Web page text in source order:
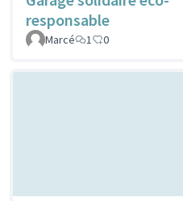
responsable
Marcé
1 0